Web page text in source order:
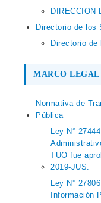
DIRECCION
Directorio de los
Directorio
MARCO LEGAL
Normativa de
Pública
Ley N°
TUO fue
2019-JUS.
Ley N°
Información